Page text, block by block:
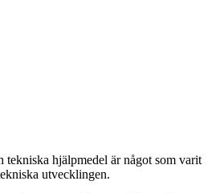
tekniska hjälpmedel är något som varit
utvecklingen.